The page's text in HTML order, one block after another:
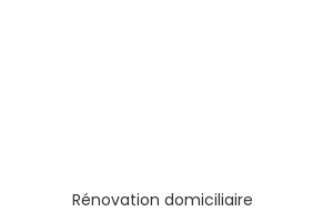
Rénovation domiciliaire